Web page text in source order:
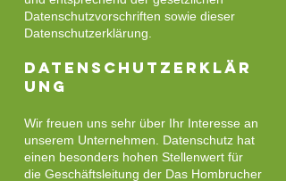
Datenschutzvorschriften sowie dieser
Datenschutzerklärung.
Datenschutzerklär
ung
Wir freuen uns sehr über Ihr Interesse an
unserem Unternehmen. Datenschutz hat
einen besonders hohen Stellenwert für
die Geschäftsleitung der Das Hombrucher